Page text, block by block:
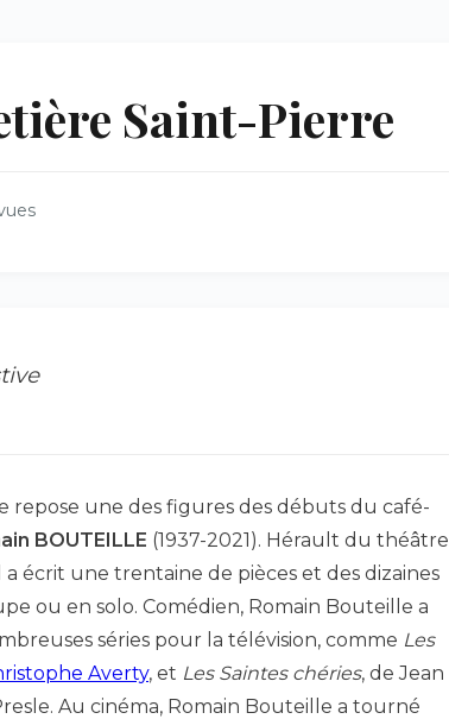
Saint-Pierre
repose une des figures des débuts du café-
BOUTEILLE (1937-2021). Hérault du théâtre
a écrit une trentaine de pièces et des dizaines
ou en solo. Comédien, Romain Bouteille a
séries pour la télévision, comme Les
Averty, et Les Saintes chéries, de Jean
Au cinéma, Romain Bouteille a tourné